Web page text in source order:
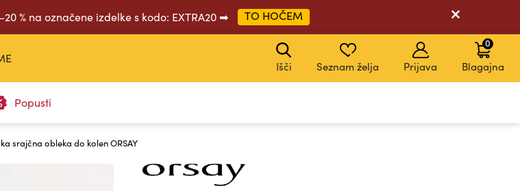
% na označene izdelke s kodo: EXTRA20 ➡ TO HOČEM
Popusti
Išči Seznam želja Prijava Blagajna
0
srajčna obleka do kolen ORSAY